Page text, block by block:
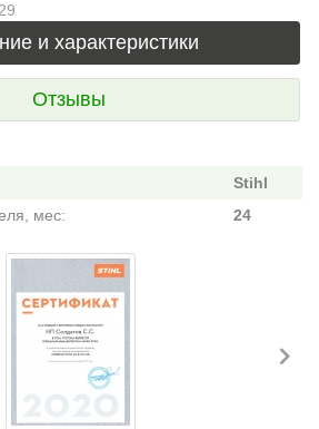
и характеристики
Отзывы
Stihl
мес:
24